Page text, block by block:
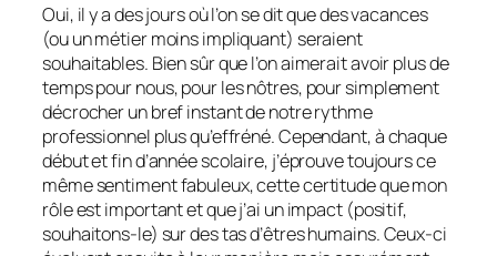
Oui, il y a des jours où l’on se dit que des vacances
(ou un métier moins impliquant) seraient
souhaitables. Bien sûr que l’on aimerait avoir plus de
temps pour nous, pour les nôtres, pour simplement
décrocher un bref instant de notre rythme
professionnel plus qu’effréné. Cependant, à chaque
début et fin d’année scolaire, j’éprouve toujours ce
même sentiment fabuleux, cette certitude que mon
rôle est important et que j’ai un impact (positif,
souhaitons-le) sur des tas d’êtres humains. Ceux-ci